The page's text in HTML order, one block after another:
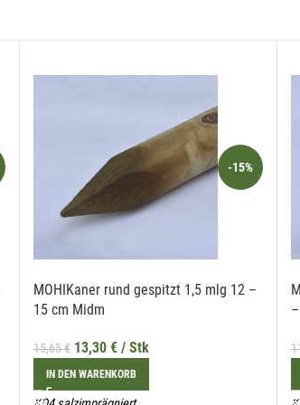
-15%
MOHIKaner rund gespitzt 1,5 mlg 12 –
15 cm Midm
15,65€ 13,30 € / Stk
IN DEN WARENKORB